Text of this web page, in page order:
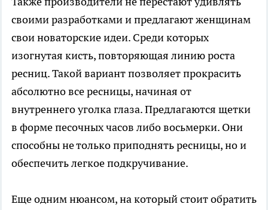
своими разработками и предлагают женщинам
свои новаторские идеи. Среди которых
изогнутая кисть, повторяющая линию роста
ресниц. Такой вариант позволяет прокрасить
абсолютно все ресницы, начиная от
внутреннего уголка глаза. Предлагаются щетки
в форме песочных часов либо восьмерки. Они
способны не только приподнять ресницы, но и
обеспечить легкое подкручивание.
Еще одним нюансом, на который стоит обратить